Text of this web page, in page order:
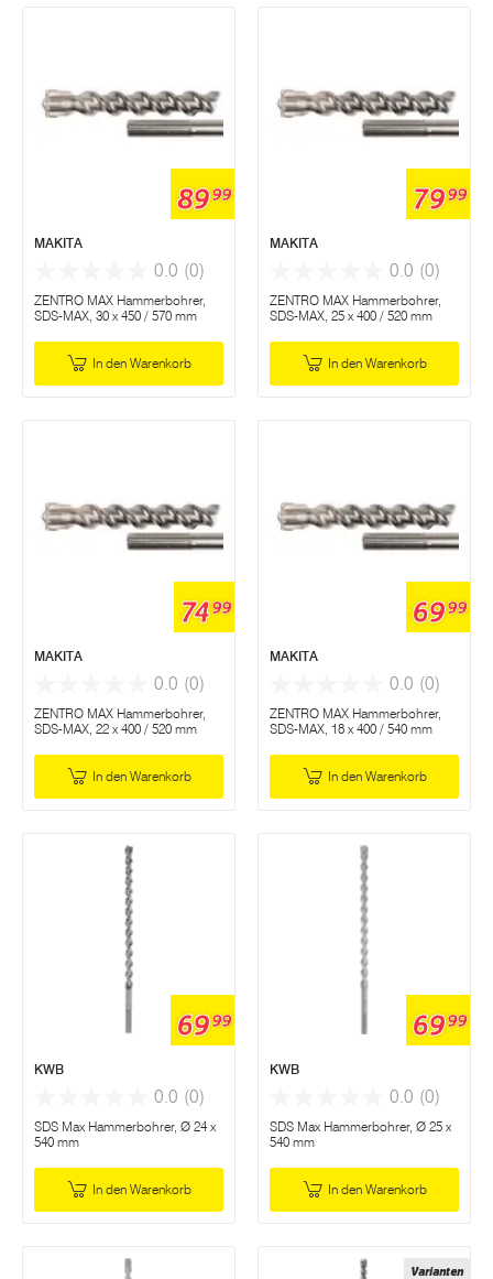
8999
MAKITA
0.0 (0)
ZENTRO MAX Hammerbohrer,
SDS-MAX, 30 x 450 / 570 mm
In den Warenkorb
7999
MAKITA
0.0 (0)
ZENTRO MAX Hammerbohrer,
SDS-MAX, 25 x 400 / 520 mm
In den Warenkorb
7499
MAKITA
0.0 (0)
ZENTRO MAX Hammerbohrer,
SDS-MAX, 22 x 400 / 520 mm
In den Warenkorb
6999
MAKITA
0.0 (0)
ZENTRO MAX Hammerbohrer,
SDS-MAX, 18 x 400 / 540 mm
In den Warenkorb
6999
KWB
0.0 (0)
SDS Max Hammerbohrer, Ø 24 x
540 mm
In den Warenkorb
6999
KWB
0.0 (0)
SDS Max Hammerbohrer, Ø 25 x
540 mm
In den Warenkorb
Varianten